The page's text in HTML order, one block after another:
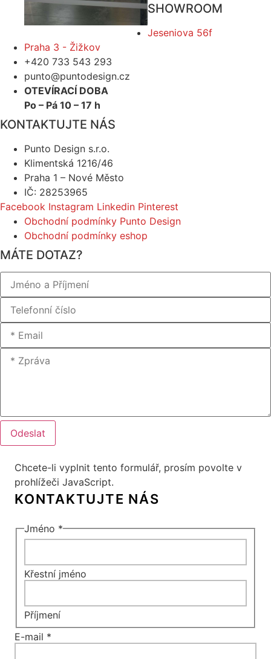
SHOWROOM
Jeseniova 56f
Praha 3 - Žižkov
+420 733 543 293
punto@puntodesign.cz
OTEVÍRACÍ DOBA
Po – Pá 10 – 17 h
KONTAKTUJTE NÁS
Punto Design s.r.o.
Klimentská 1216/46
Praha 1 – Nové Město
IČ: 28253965
Facebook Instagram Linkedin Pinterest
Obchodní podmínky Punto Design
Obchodní podmínky eshop
MÁTE DOTAZ?
Odeslat
Chcete-li vyplnit tento formulář, prosím povolte v
prohlížeči JavaScript.
Jméno *
Křestní jméno
Příjmení
Jméno
E-mail
E-mail *